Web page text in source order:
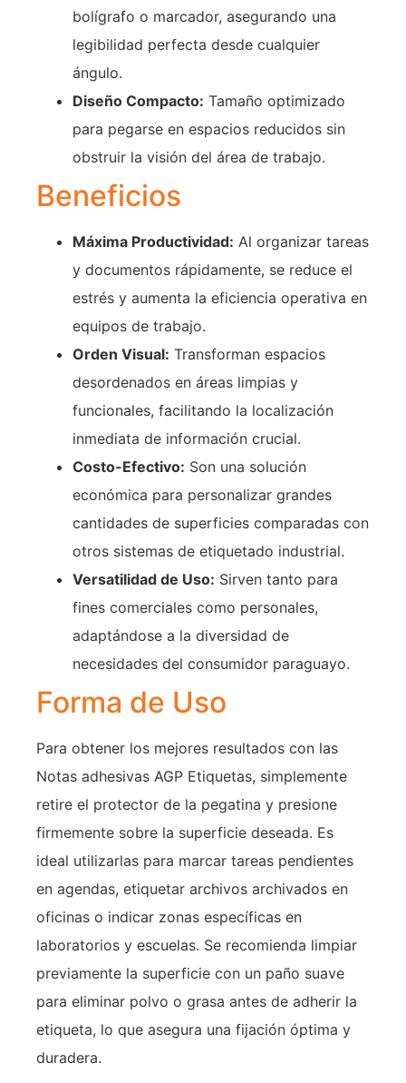
bolígrafo o marcador, asegurando una
legibilidad perfecta desde cualquier
ángulo.
Diseño Compacto: Tamaño optimizado
para pegarse en espacios reducidos sin
obstruir la visión del área de trabajo.
Beneficios
Máxima Productividad: Al organizar tareas
y documentos rápidamente, se reduce el
estrés y aumenta la eficiencia operativa en
equipos de trabajo.
Orden Visual: Transforman espacios
desordenados en áreas limpias y
funcionales, facilitando la localización
inmediata de información crucial.
Costo-Efectivo: Son una solución
económica para personalizar grandes
cantidades de superficies comparadas con
otros sistemas de etiquetado industrial.
Versatilidad de Uso: Sirven tanto para
fines comerciales como personales,
adaptándose a la diversidad de
necesidades del consumidor paraguayo.
Forma de Uso
Para obtener los mejores resultados con las
Notas adhesivas AGP Etiquetas, simplemente
retire el protector de la pegatina y presione
firmemente sobre la superficie deseada. Es
ideal utilizarlas para marcar tareas pendientes
en agendas, etiquetar archivos archivados en
oficinas o indicar zonas específicas en
laboratorios y escuelas. Se recomienda limpiar
previamente la superficie con un paño suave
para eliminar polvo o grasa antes de adherir la
etiqueta, lo que asegura una fijación óptima y
duradera.